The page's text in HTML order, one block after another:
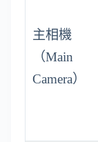
主相機
（Main
Camera）